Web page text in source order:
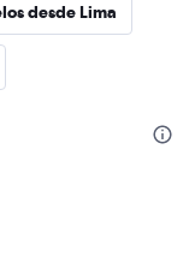
desde Lima